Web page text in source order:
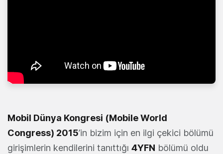
Mobil Dünya Kongresi (Mobile World
Congress) 2015’in bizim için en ilgi çekici bölümü
girişimlerin kendilerini tanıttığı 4YFN bölümü oldu